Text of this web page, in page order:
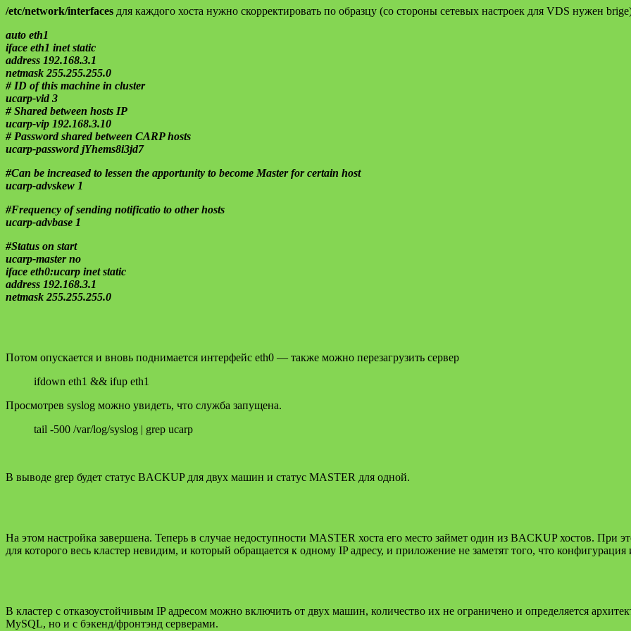
/etc/network/interfaces для каждого хоста нужно скорректировать по образцу (со стороны сетевых настроек для VDS нужен
auto eth1
iface eth1 inet static
address 192.168.3.1
netmask 255.255.255.0
# ID of this machine in cluster
ucarp-vid 3
# Shared between hosts IP
ucarp-vip 192.168.3.10
# Password shared between CARP hosts
ucarp-password jYhems8i3jd7
#Can be increased to lessen the apportunity to become Master for certain host
ucarp-advskew 1
#Frequency of sending notificatio to other hosts
ucarp-advbase 1
#Status on start
ucarp-master no
iface eth0:ucarp inet static
address 192.168.3.1
netmask 255.255.255.0
Потом опускается и вновь поднимается интерфейс eth0 — также можно перезагрузить сервер
ifdown eth1 && ifup eth1
Просмотрев syslog можно увидеть, что служба запущена.
tail -500 /var/log/syslog | grep ucarp
В выводе grep будет статус BACKUP для двух машин и статус MASTER для одной.
На этом настройка завершена. Теперь в случае недоступности MASTER хоста его место займет один из BACKUP хостов. При
для которого весь кластер невидим, и который обращается к одному IP адресу, и приложение не заметят того, что конфигурация
В кластер с отказоустойчивым IP адресом можно включить от двух машин, количество их не ограничено и определяется
MySQL, но и с бэкенд/фронтэнд серверами.